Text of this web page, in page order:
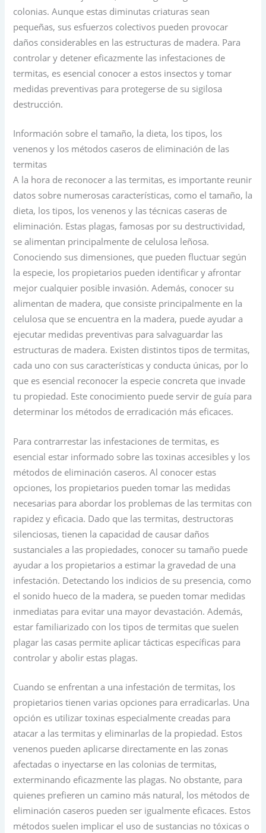
colonias. Aunque estas diminutas criaturas sean
pequeñas, sus esfuerzos colectivos pueden provocar
daños considerables en las estructuras de madera. Para
controlar y detener eficazmente las infestaciones de
termitas, es esencial conocer a estos insectos y tomar
medidas preventivas para protegerse de su sigilosa
destrucción.
Información sobre el tamaño, la dieta, los tipos, los
venenos y los métodos caseros de eliminación de las
termitas
A la hora de reconocer a las termitas, es importante reunir
datos sobre numerosas características, como el tamaño, la
dieta, los tipos, los venenos y las técnicas caseras de
eliminación. Estas plagas, famosas por su destructividad,
se alimentan principalmente de celulosa leñosa.
Conociendo sus dimensiones, que pueden fluctuar según
la especie, los propietarios pueden identificar y afrontar
mejor cualquier posible invasión. Además, conocer su
alimentan de madera, que consiste principalmente en la
celulosa que se encuentra en la madera, puede ayudar a
ejecutar medidas preventivas para salvaguardar las
estructuras de madera. Existen distintos tipos de termitas,
cada uno con sus características y conducta únicas, por lo
que es esencial reconocer la especie concreta que invade
tu propiedad. Este conocimiento puede servir de guía para
determinar los métodos de erradicación más eficaces.
Para contrarrestar las infestaciones de termitas, es
esencial estar informado sobre las toxinas accesibles y los
métodos de eliminación caseros. Al conocer estas
opciones, los propietarios pueden tomar las medidas
necesarias para abordar los problemas de las termitas con
rapidez y eficacia. Dado que las termitas, destructoras
silenciosas, tienen la capacidad de causar daños
sustanciales a las propiedades, conocer su tamaño puede
ayudar a los propietarios a estimar la gravedad de una
infestación. Detectando los indicios de su presencia, como
el sonido hueco de la madera, se pueden tomar medidas
inmediatas para evitar una mayor devastación. Además,
estar familiarizado con los tipos de termitas que suelen
plagar las casas permite aplicar tácticas específicas para
controlar y abolir estas plagas.
Cuando se enfrentan a una infestación de termitas, los
propietarios tienen varias opciones para erradicarlas. Una
opción es utilizar toxinas especialmente creadas para
atacar a las termitas y eliminarlas de la propiedad. Estos
venenos pueden aplicarse directamente en las zonas
afectadas o inyectarse en las colonias de termitas,
exterminando eficazmente las plagas. No obstante, para
quienes prefieren un camino más natural, los métodos de
eliminación caseros pueden ser igualmente eficaces. Estos
métodos suelen implicar el uso de sustancias no tóxicas o